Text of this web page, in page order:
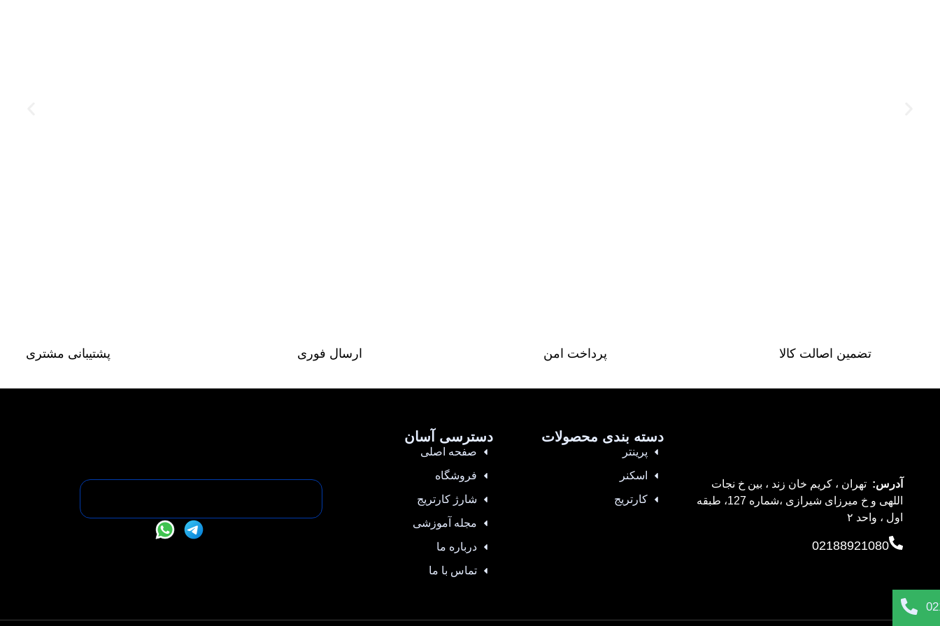
تضمین اصالت کالا پرداخت امن ارسال فوری پشتیبانی مشتری
آدرس: تهران ، کریم خان زند ، بین خ نجات
اللهی و خ میرزای شیرازی ،شماره 127، طبقه
اول ، واحد ۲
02188921080
دسترسی آسان
صفحه اصلی
فروشگاه
شارژ کارتریج
مجله آموزشی
درباره ما
تماس با ما
دسته بندی محصولات
پرینتر
اسکنر
کارتریج